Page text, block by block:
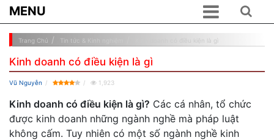
MENU
Trang Chủ Tin tức & Kinh nghiệm Kinh doanh có điều kiện là gì
Kinh doanh có điều kiện là gì
Vũ Nguyễn 1,923
Kinh doanh có điều kiện là gì? Các cá nhân, tổ chức
được kinh doanh những ngành nghề mà pháp luật
không cấm. Tuy nhiên có một số ngành nghề kinh